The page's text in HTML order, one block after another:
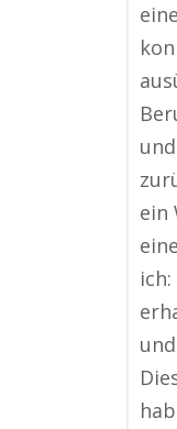
ein